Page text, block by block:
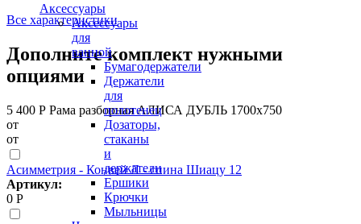
Аксессуары
Аксессуары
для
ванной
Бумагодержатели
Держатели
для
полотенец
Дозаторы,
стаканы
и
держатели
Ершики
Крючки
Мыльницы
Все характеристики
Дополните комплект нужными
опциями
5 400 Р Рама разборная АЛИСА ДУБЛЬ 1700х750
от
от
Асимметрия - Конвей Л - спина Шиацу 12
Артикул:
0 Р